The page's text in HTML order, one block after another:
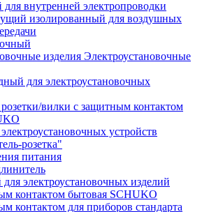
внутренней электропроводки
изолированный для воздушных
Электроустановочные
для электроустановочных
вилки с защитным контактом
устройств
розетка"
питания
электроустановочных изделий
контактом бытовая SCHUKO
контактом для приборов стандарта